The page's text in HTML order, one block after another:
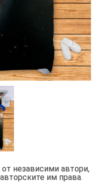
от независими автори,
им права.